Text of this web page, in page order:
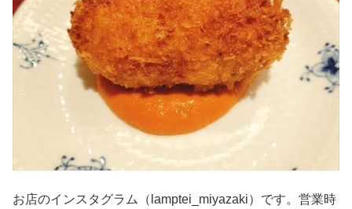
お店のインスタグラム（lamptei_miyazaki）です。営業時